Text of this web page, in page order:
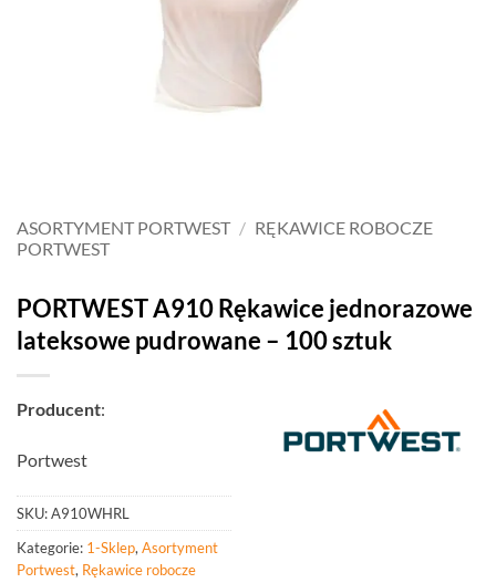
ASORTYMENT PORTWEST / RĘKAWICE ROBOCZE
PORTWEST
PORTWEST A910 Rękawice jednorazowe
lateksowe pudrowane – 100 sztuk
Producent:
Portwest
SKU:A910WHRL
Kategorie: 1-Sklep,Asortyment
Portwest, Rękawice robocze